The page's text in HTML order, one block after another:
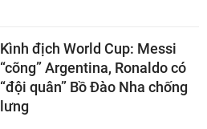
Kình địch World Cup: Messi
“cõng” Argentina, Ronaldo có
“đội quân” Bồ Đào Nha chống
lưng